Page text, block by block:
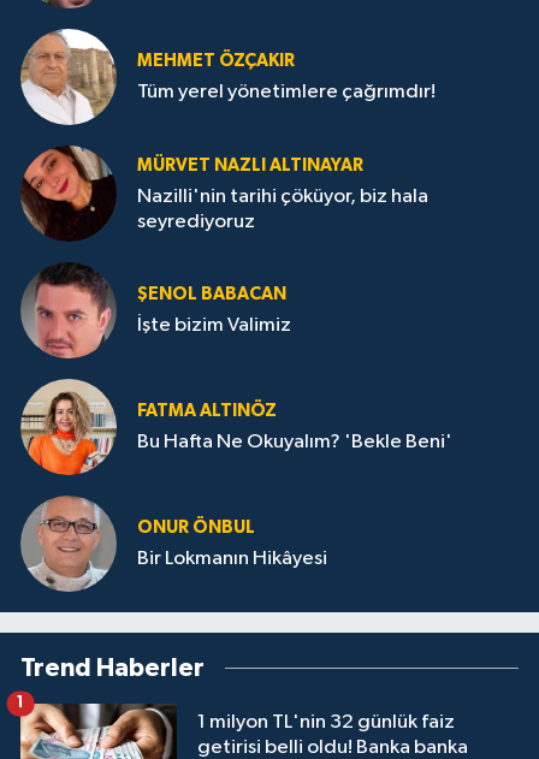
MEHMET ÖZÇAKIR
Tüm yerel yönetimlere çağrımdır!
MÜRVET NAZLI ALTINAYAR
Nazilli'nin tarihi çöküyor, biz hala
seyrediyoruz
ŞENOL BABACAN
İşte bizim Valimiz
FATMA ALTINÖZ
Bu Hafta Ne Okuyalım? 'Bekle Beni'
ONUR ÖNBUL
Bir Lokmanın Hikâyesi
Trend Haberler
1 milyon TL'nin 32 günlük faiz
getirisi belli oldu! Banka banka
1